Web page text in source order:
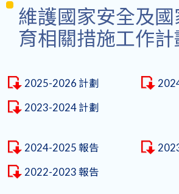
維護國家安全及
育相關措施工作
2025-2026 計劃
2023-2024 計劃
2024-2025 報告
2022-2023 報告